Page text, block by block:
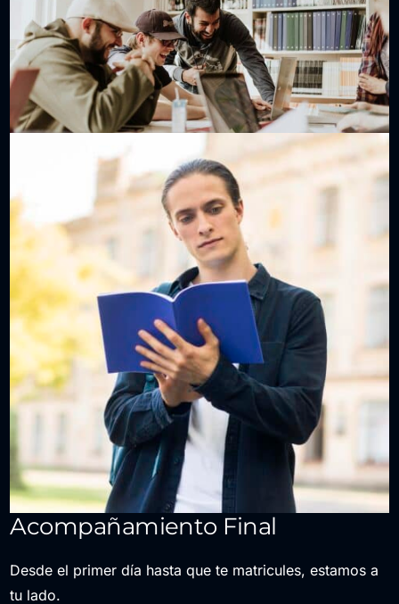
Acompañamiento Final
Desde el primer día hasta que te matricules, estamos a
tu lado.